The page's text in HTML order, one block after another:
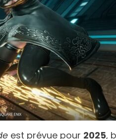
est prévue pour 2025,